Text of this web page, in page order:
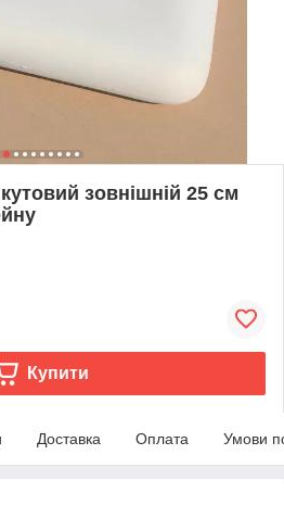
зовнішній 25 см
Купити
Доставка Оплата Умови